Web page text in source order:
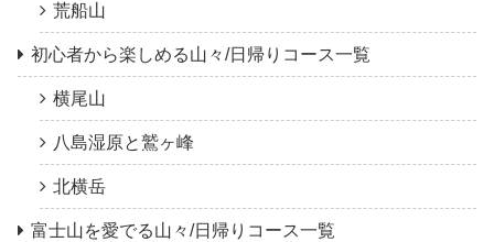
荒船山
初心者から楽しめる山々/日帰りコース一覧
横尾山
八島湿原と鷲ヶ峰
北横岳
富士山を愛でる山々/日帰りコース一覧